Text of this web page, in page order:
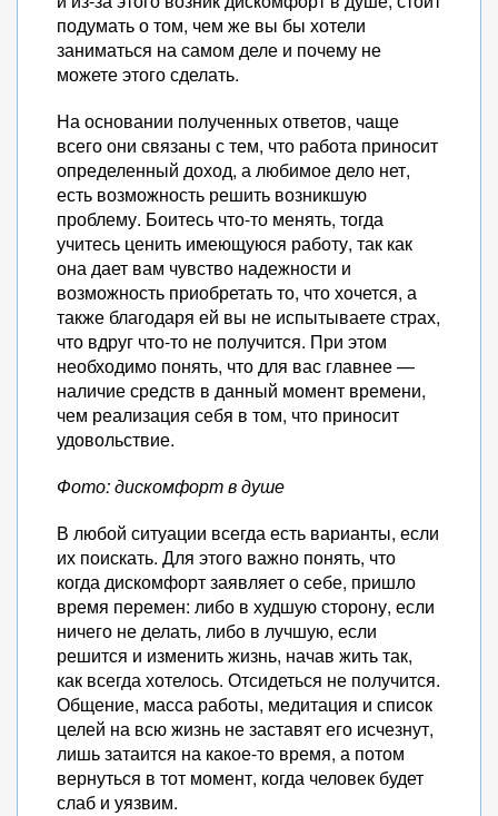
подумать о том, чем же вы бы хотели
заниматься на самом деле и почему не
можете этого сделать.
На основании полученных ответов, чаще
всего они связаны с тем, что работа приносит
определенный доход, а любимое дело нет,
есть возможность решить возникшую
проблему. Боитесь что-то менять, тогда
учитесь ценить имеющуюся работу, так как
она дает вам чувство надежности и
возможность приобретать то, что хочется, а
также благодаря ей вы не испытываете страх,
что вдруг что-то не получится. При этом
необходимо понять, что для вас главнее —
наличие средств в данный момент времени,
чем реализация себя в том, что приносит
удовольствие.
Фото: дискомфорт в душе
В любой ситуации всегда есть варианты, если
их поискать. Для этого важно понять, что
когда дискомфорт заявляет о себе, пришло
время перемен: либо в худшую сторону, если
ничего не делать, либо в лучшую, если
решится и изменить жизнь, начав жить так,
как всегда хотелось. Отсидеться не получится.
Общение, масса работы, медитация и список
целей на всю жизнь не заставят его исчезнут,
лишь затаится на какое-то время, а потом
вернуться в тот момент, когда человек будет
слаб и уязвим.